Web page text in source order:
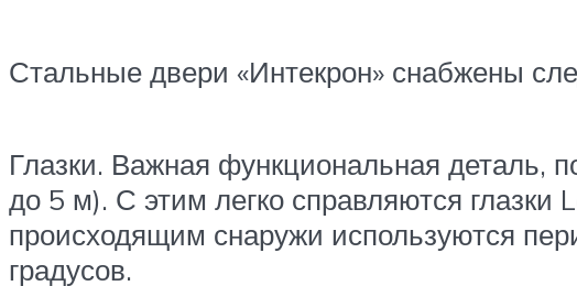
Стальные двери «Интекрон» снабжены
Глазки. Важная функциональная деталь,
до 5 м). С этим легко справляются
происходящим снаружи используются
градусов.